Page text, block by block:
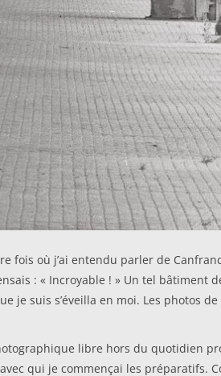
où j’ai entendu parler de
: « Incroyable ! » Un tel
suis s’éveilla en moi. Les photos
libre hors du quotidien
qui je commençai les préparatifs.